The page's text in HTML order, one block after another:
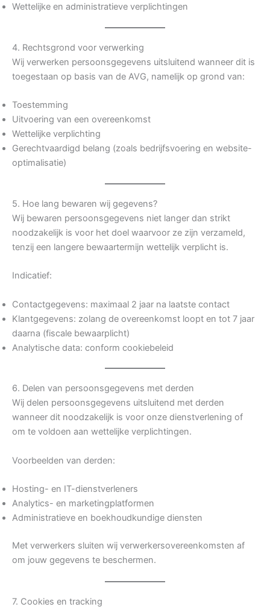
Wettelijke en administratieve verplichtingen
4. Rechtsgrond voor verwerking
Wij verwerken persoonsgegevens uitsluitend wanneer dit is
toegestaan op basis van de AVG, namelijk op grond van:
Toestemming
Uitvoering van een overeenkomst
Wettelijke verplichting
Gerechtvaardigd belang (zoals bedrijfsvoering en website-
optimalisatie)
5. Hoe lang bewaren wij gegevens?
Wij bewaren persoonsgegevens niet langer dan strikt
noodzakelijk is voor het doel waarvoor ze zijn verzameld,
tenzij een langere bewaartermijn wettelijk verplicht is.
Indicatief:
Contactgegevens: maximaal 2 jaar na laatste contact
Klantgegevens: zolang de overeenkomst loopt en tot 7 jaar
daarna (fiscale bewaarplicht)
Analytische data: conform cookiebeleid
6. Delen van persoonsgegevens met derden
Wij delen persoonsgegevens uitsluitend met derden
wanneer dit noodzakelijk is voor onze dienstverlening of
om te voldoen aan wettelijke verplichtingen.
Voorbeelden van derden:
Hosting- en IT-dienstverleners
Analytics- en marketingplatformen
Administratieve en boekhoudkundige diensten
Met verwerkers sluiten wij verwerkersovereenkomsten af
om jouw gegevens te beschermen.
7. Cookies en tracking